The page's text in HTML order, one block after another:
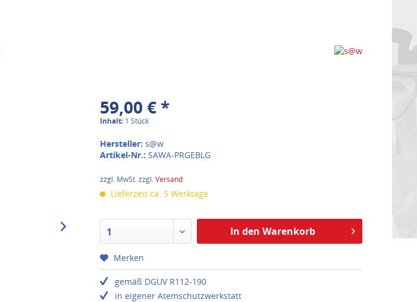
59,00 € *
Inhalt: 1 Stück
Hersteller: s@w
Artikel-Nr.: SAWA-PRGEBLG
zzgl. MwSt. zzgl.Versand
Lieferzeit ca. 5 Werktage
1 In den Warenkorb
Merken
gemäß DGUV R112-190
in eigener Atemschutzwerkstatt